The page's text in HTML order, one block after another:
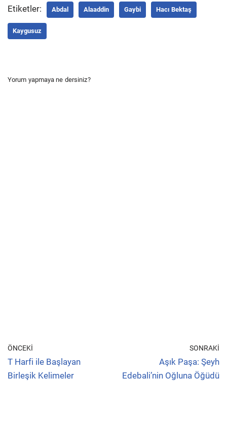
Etiketler: Abdal Alaaddin Gaybi Hacı Bektaş
Kay­gusuz
Yorum yapmaya ne dersiniz?
ÖNCEKI
T Harfi ile Başlayan
Birleşik Kelimeler
SONRAKI
Aşık Paşa: Şeyh
Edebali’nin Oğluna Öğüdü